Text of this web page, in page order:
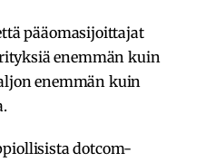
pääomasijoittajat
enemmän kuin
enemmän kuin
dotcom-